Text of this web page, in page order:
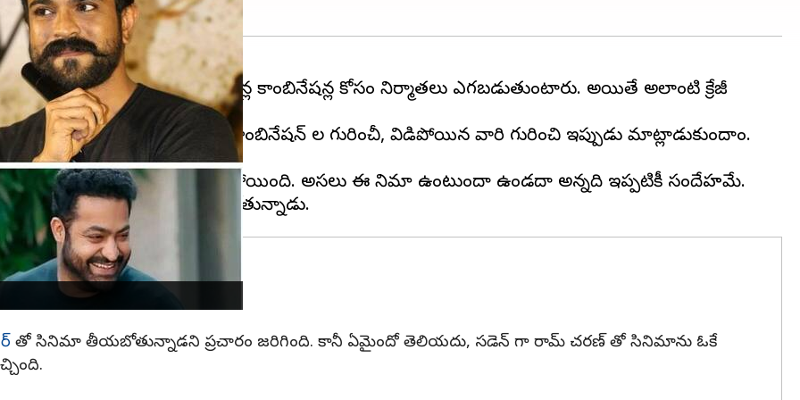
హీరోలు, దర్శకులు, హీరోయిన్ల కాంబినేషన్ల కోసం నిర్మాతలు ఎగబడుతుంటారు. అయితే అలాంటి క్రేజీ
నీరసం వచ్చేస్తుంది.
మూవీ, అడ్రెస్ లేకుండా పోయింది. అసలు ఈ సినిమా ఉంటుందా ఉండదా అన్నది ఇప్పటికీ సందేహమే.
తో సినిమా తీయబోతున్నాడని ప్రచారం జరిగింది. కానీ ఏమైందో తెలియదు, సడెన్ గా రామ్ చరణ్ తో సినిమాను ఓకే